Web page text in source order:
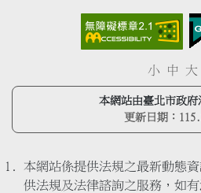
小 中 大
本網站由臺北市政府
更新日期：
本網站係提供法規之最新動態
供法規及法律諮詢之服務，如